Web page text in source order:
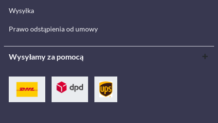
Wysyłka
Prawo odstąpienia od umowy
Wysyłamy za pomocą